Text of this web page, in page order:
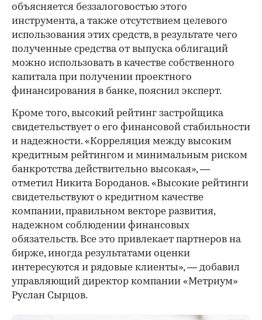
объясняется беззалоговостью этого
инструмента, а также отсутствием целевого
использования этих средств, в результате чего
полученные средства от выпуска облигаций
можно использовать в качестве собственного
капитала при получении проектного
финансирования в банке, пояснил эксперт.
Кроме того, высокий рейтинг застройщика
свидетельствует о его финансовой стабильности
и надежности. «Корреляция между высоким
кредитным рейтингом и минимальным риском
банкротства действительно высокая», —
отметил Никита Бороданов. «Высокие рейтинги
свидетельствуют о кредитном качестве
компании, правильном векторе развития,
надежном соблюдении финансовых
обязательств. Все это привлекает партнеров на
бирже, иногда результатами оценки
интересуются и рядовые клиенты», — добавил
управляющий директор компании «Метриум»
Руслан Сырцов.